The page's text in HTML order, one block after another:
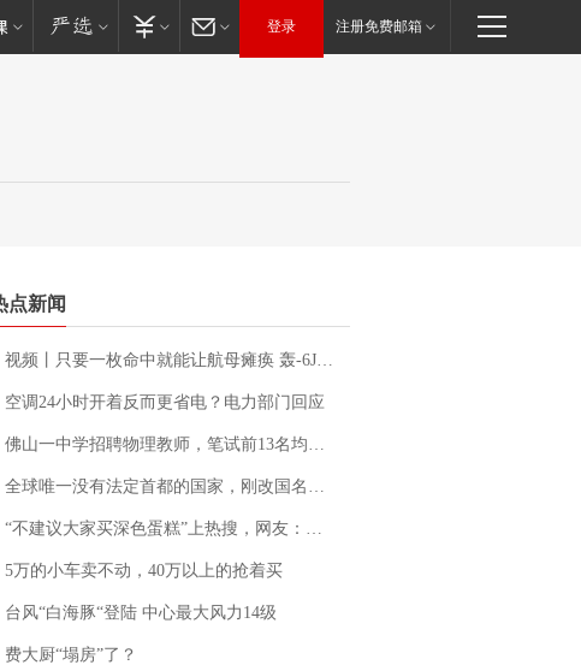
登录 注册免费邮箱
点新闻
视频丨只要一枚命中就能让航母瘫痪 轰-6J实力有多强？
空调24小时开着反而更省电？电力部门回应
佛山一中学招聘物理教师，笔试前13名均遭淘汰？教育局：已叫停招聘，成立调查组全面核查
全球唯一没有法定首都的国家，刚改国名，总统就邀请中国大使骑行绕了几乎整个国境线一圈，还曾两次到中国寻根
“不建议大家买深色蛋糕”上热搜，网友：天塌了！
5万的小车卖不动，40万以上的抢着买
台风“白海豚“登陆 中心最大风力14级
费大厨“塌房”了？